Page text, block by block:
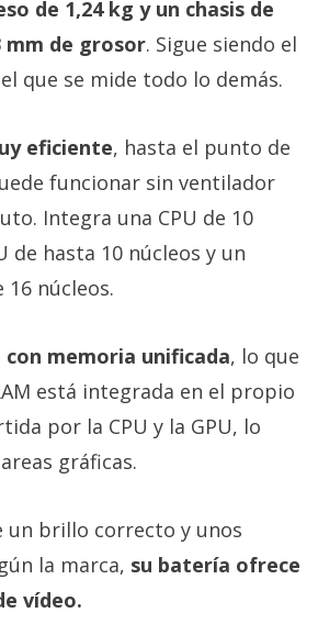
de 1,24 kg y un chasis de
mm de grosor. Sigue siendo el
que se mide todo lo demás.
eficiente, hasta el punto de
funcionar sin ventilador
Integra una CPU de 10
de hasta 10 núcleos y un
16 núcleos.
con memoria unificada, lo que
está integrada en el propio
por la CPU y la GPU, lo
gráficas.
un brillo correcto y unos
la marca, su batería ofrece
vídeo.